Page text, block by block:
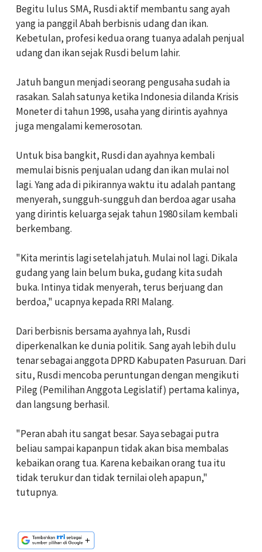
Begitu lulus SMA, Rusdi aktif membantu sang ayah
yang ia panggil Abah berbisnis udang dan ikan.
Kebetulan, profesi kedua orang tuanya adalah penjual
udang dan ikan sejak Rusdi belum lahir.
Jatuh bangun menjadi seorang pengusaha sudah ia
rasakan. Salah satunya ketika Indonesia dilanda Krisis
Moneter di tahun 1998, usaha yang dirintis ayahnya
juga mengalami kemerosotan.
Untuk bisa bangkit, Rusdi dan ayahnya kembali
memulai bisnis penjualan udang dan ikan mulai nol
lagi. Yang ada di pikirannya waktu itu adalah pantang
menyerah, sungguh-sungguh dan berdoa agar usaha
yang dirintis keluarga sejak tahun 1980 silam kembali
berkembang.
"Kita merintis lagi setelah jatuh. Mulai nol lagi. Dikala
gudang yang lain belum buka, gudang kita sudah
buka. Intinya tidak menyerah, terus berjuang dan
berdoa," ucapnya kepada RRI Malang.
Dari berbisnis bersama ayahnya lah, Rusdi
diperkenalkan ke dunia politik. Sang ayah lebih dulu
tenar sebagai anggota DPRD Kabupaten Pasuruan. Dari
situ, Rusdi mencoba peruntungan dengan mengikuti
Pileg (Pemilihan Anggota Legislatif) pertama kalinya,
dan langsung berhasil.
"Peran abah itu sangat besar. Saya sebagai putra
beliau sampai kapanpun tidak akan bisa membalas
kebaikan orang tua. Karena kebaikan orang tua itu
tidak terukur dan tidak ternilai oleh apapun,"
tutupnya.